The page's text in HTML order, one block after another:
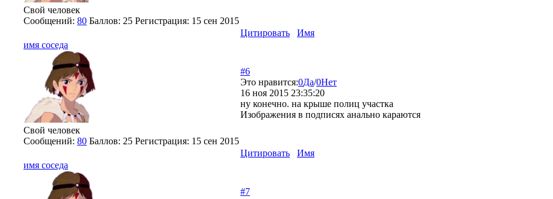
Свой человек
Сообщений: 80 Баллов: 25 Регистрация: 15 сен 2015
Цитировать
Имя
имя соседа
Свой человек
Сообщений: 80 Баллов: 25 Регистрация: 15 сен 2015
#6
Это нравится:0Да/0Нет
16 ноя 2015 23:35:20
ну конечно. на крыше полиц участка
Изображения в подписях анально караются
Цитировать
Имя
имя соседа
#7